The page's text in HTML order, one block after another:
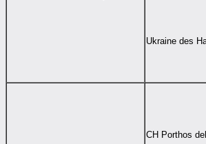
Ukraine des
CH Porthos